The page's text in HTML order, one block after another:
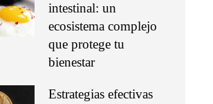
intestinal: un
ecosistema complejo
que protege tu
bienestar
Estrategias efectivas